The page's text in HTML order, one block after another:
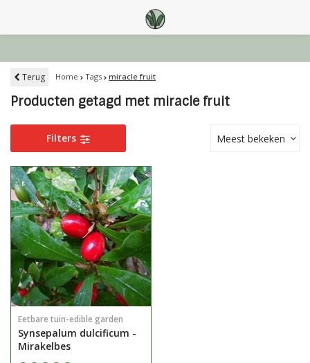
Terug Home Tags miracle fruit
Producten getagd met miracle fruit
Filters Meest bekeken
Eetbare tuin-edible garden
Synsepalum dulcificum -
Mirakelbes